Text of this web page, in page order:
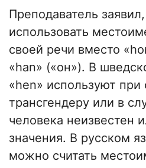
Преподаватель
использовать
своей речи вместо
«han» («он»). В
«hen» используют
трансгендеру или в
человека неизвестен
значения. В русском
можно считать